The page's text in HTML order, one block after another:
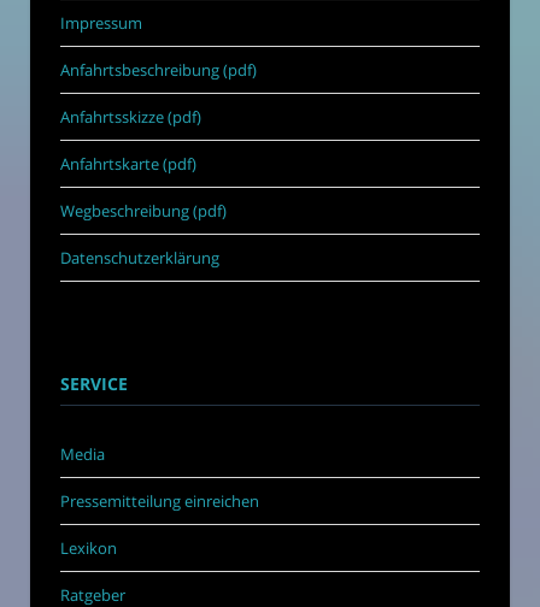
Impressum
Anfahrtsbeschreibung (pdf)
Anfahrtsskizze (pdf)
Anfahrtskarte (pdf)
Wegbeschreibung (pdf)
Datenschutzerklärung
SERVICE
Media
Pressemitteilung einreichen
Lexikon
Ratgeber